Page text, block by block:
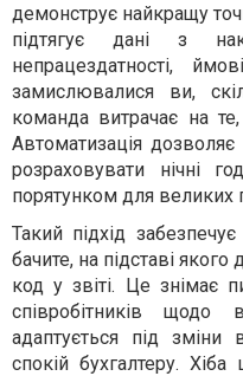
демонструє найкращу
підтягує дані з
непрацездатності,
замислювалися ви,
команда витрачає на
Автоматизація
розраховувати нічні
порятунком для великих
Такий підхід
бачите, на підставі
код у звіті. Це знімає
співробітників щодо
адаптується під зміни
спокій бухгалтеру.